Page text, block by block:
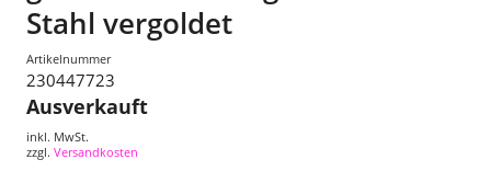
Stahl vergoldet
Artikelnummer
230447723
Ausverkauft
inkl. MwSt.
zzgl. Versandkosten